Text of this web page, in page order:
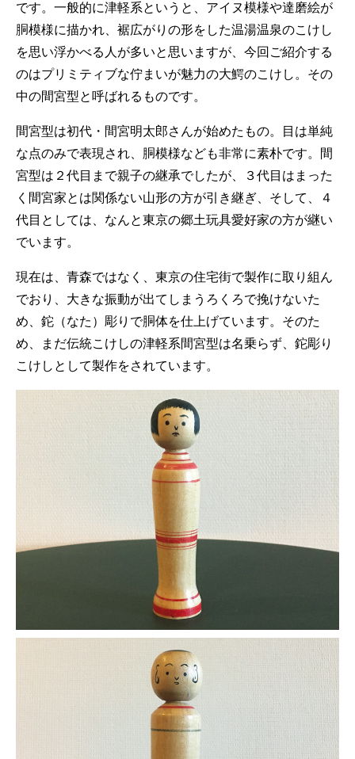
です。一般的に津軽系というと、アイヌ模様や達磨絵が
胴模様に描かれ、裾広がりの形をした温湯温泉のこけし
を思い浮かべる人が多いと思いますが、今回ご紹介する
のはプリミティブな佇まいが魅力の大鰐のこけし。その
中の間宮型と呼ばれるものです。
間宮型は初代・間宮明太郎さんが始めたもの。目は単純
な点のみで表現され、胴模様なども非常に素朴です。間
宮型は２代目まで親子の継承でしたが、３代目はまった
く間宮家とは関係ない山形の方が引き継ぎ、そして、４
代目としては、なんと東京の郷土玩具愛好家の方が継い
でいます。
現在は、青森ではなく、東京の住宅街で製作に取り組ん
でおり、大きな振動が出てしまうろくろで挽けないた
め、鉈（なた）彫りで胴体を仕上げています。そのた
め、まだ伝統こけしの津軽系間宮型は名乗らず、鉈彫り
こけしとして製作をされています。